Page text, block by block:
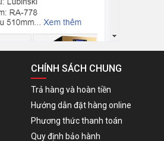
CHÍNH SÁCH CHUNG
Trả hàng và hoàn tiền
Hướng dẫn đặt hàng online
Phương thức thanh toán
Quy định bảo hành